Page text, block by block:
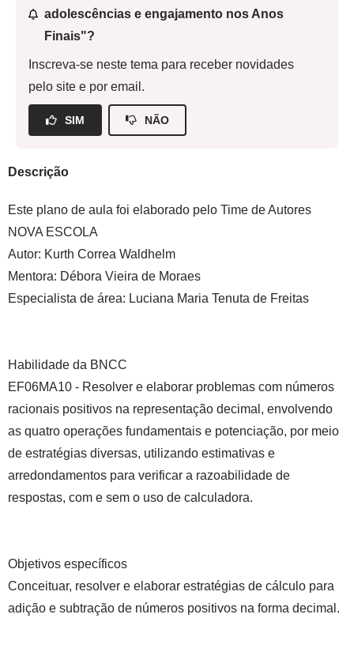
adolescências e engajamento nos Anos
Finais"?
Inscreva-se neste tema para receber novidades
pelo site e por email.
SIM NÃO
Descrição
Este plano de aula foi elaborado pelo Time de Autores
NOVA ESCOLA
Autor: Kurth Correa Waldhelm
Mentora: Débora Vieira de Moraes
Especialista de área: Luciana Maria Tenuta de Freitas
Habilidade da BNCC
EF06MA10 - Resolver e elaborar problemas com números
racionais positivos na representação decimal, envolvendo
as quatro operações fundamentais e potenciação, por meio
de estratégias diversas, utilizando estimativas e
arredondamentos para verificar a razoabilidade de
respostas, com e sem o uso de calculadora.
Objetivos específicos
Conceituar, resolver e elaborar estratégias de cálculo para
adição e subtração de números positivos na forma decimal.